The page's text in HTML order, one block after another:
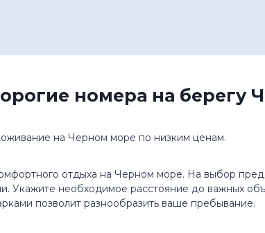
номера на берегу
на Черном море по низким ценам.
отдыха на Черном море. На выбор
Укажите необходимое расстояние до важных
позволит разнообразить ваше пребывание.